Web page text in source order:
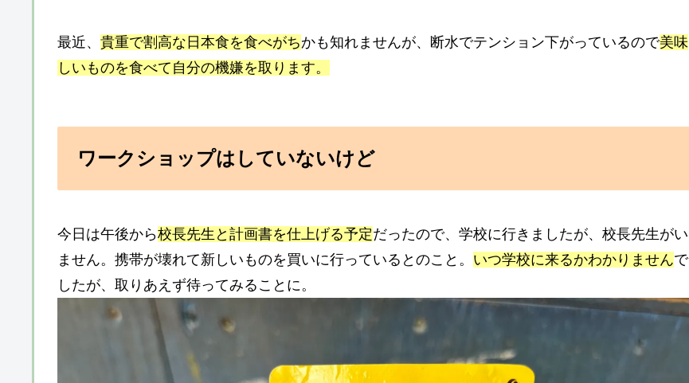
最近、 貴重で割高な日本食を食べがちかも知れませんが、断水でテンション下がっているので美味
しいものを食べて自分の機嫌を取ります。
ワークショップはしていないけど
今日は午後から校長先生と計画書を仕上げる予定だったので、学校に行きましたが、校長先生がい
ません。携帯が壊れて新しいものを買いに行っているとのこと。 いつ学校に来るかわかりませんで
したが、取りあえず待ってみることに。